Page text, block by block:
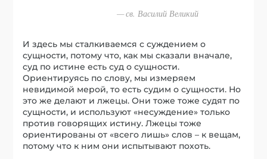
св. Василий Великий
И здесь мы сталкиваемся с суждением о
сущности, потому что, как мы сказали вначале,
суд по истине есть суд о сущности.
Ориентируясь по слову, мы измеряем
невидимой мерой, то есть судим о сущности. Но
это же делают и лжецы. Они тоже тоже судят по
сущности, и используют «несуждение» только
против говорящих истину. Лжецы тоже
ориентированы от «всего лишь» слов – к вещам,
потому что к ним они испытывают похоть.